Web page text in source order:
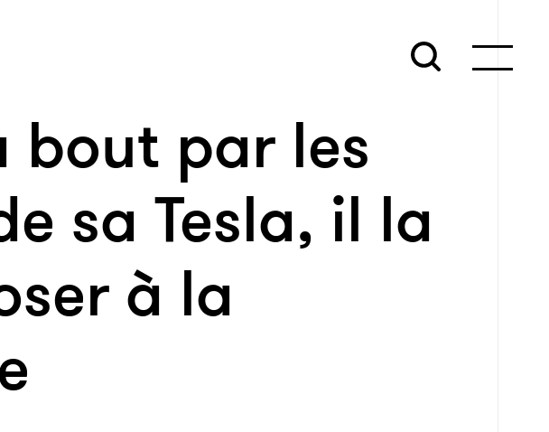
bout par les
sa Tesla, il la
à la